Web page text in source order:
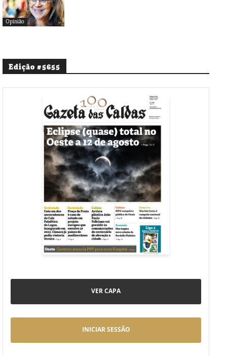
Opinião
Edição #5655
VER CAPA
INICIAR SESSÃO